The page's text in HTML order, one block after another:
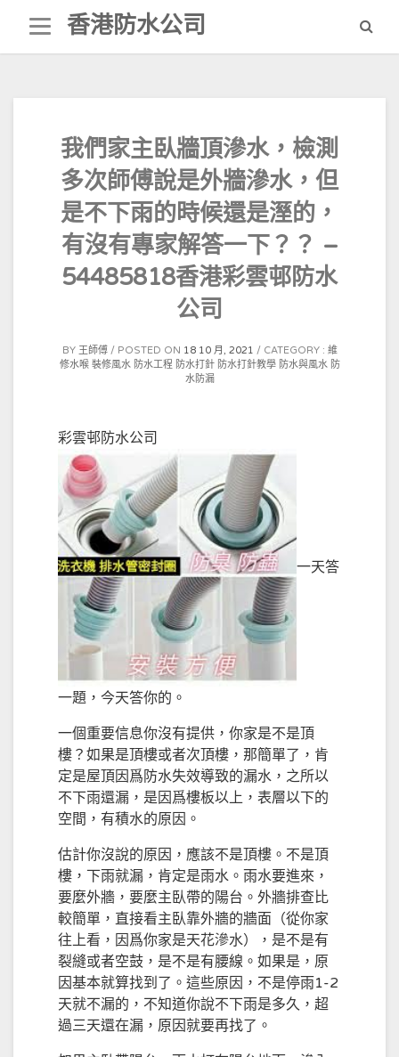
content
香港防水公司
我們家主臥牆頂滲水，檢測
多次師傅說是外牆滲水，但
是不下雨的時候還是溼的，
有沒有專家解答一下？？ –
54485818香港彩雲邨防水
公司
BY 王師傅 POSTED ON 18 10 月, 2021 CATEGORY : 維
修水喉 裝修風水 防水工程 防水打針 防水打針教學 防水與風水 防
水防漏
彩雲邨防水公司
一天答
一題，今天答你的。
一個重要信息你沒有提供，你家是不是頂
樓？如果是頂樓或者次頂樓，那簡單了，肯
定是屋頂因爲防水失效導致的漏水，之所以
不下雨還漏，是因爲樓板以上，表層以下的
空間，有積水的原因。
估計你沒說的原因，應該不是頂樓。不是頂
樓，下雨就漏，肯定是雨水。雨水要進來，
要麼外牆，要麼主臥帶的陽台。外牆排查比
較簡單，直接看主臥靠外牆的牆面（從你家
往上看，因爲你家是天花滲水），是不是有
裂縫或者空鼓，是不是有腰線。如果是，原
因基本就算找到了。這些原因，不是停雨1-2
天就不漏的，不知道你說不下雨是多久，超
過三天還在漏，原因就要再找了。